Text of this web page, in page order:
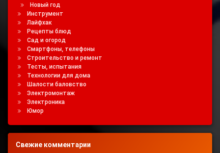
Новый год
Инструмент
Лайфхак
Рецепты блюд
Сад и огород
Смартфоны, телефоны
Строительство и ремонт
Тесты, испытания
Технологии для дома
Шалости баловство
Электромонтаж
Электроника
Юмор
Свежие комментарии